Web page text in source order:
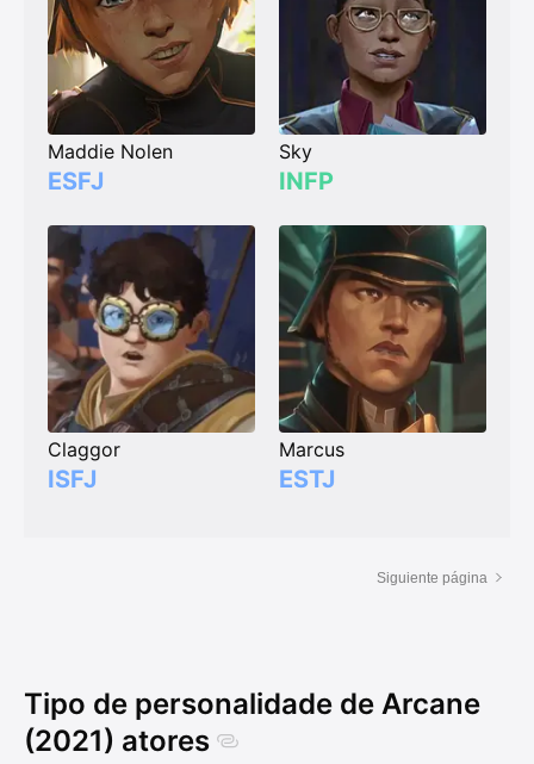
Maddie Nolen
ESFJ
Sky
INFP
Claggor
ISFJ
Marcus
ESTJ
Siguiente página
Tipo de personalidade de Arcane
(2021) atores